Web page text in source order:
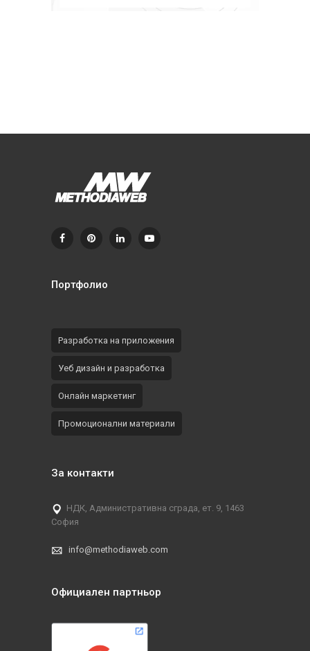
Портфолио
Разработка на приложения
Уеб дизайн и разработка
Онлайн маркетинг
Промоционални материали
За контакти
НДК, Административна сграда, ет. 9, 1463
София
info@methodiaweb.com
Официален партньор